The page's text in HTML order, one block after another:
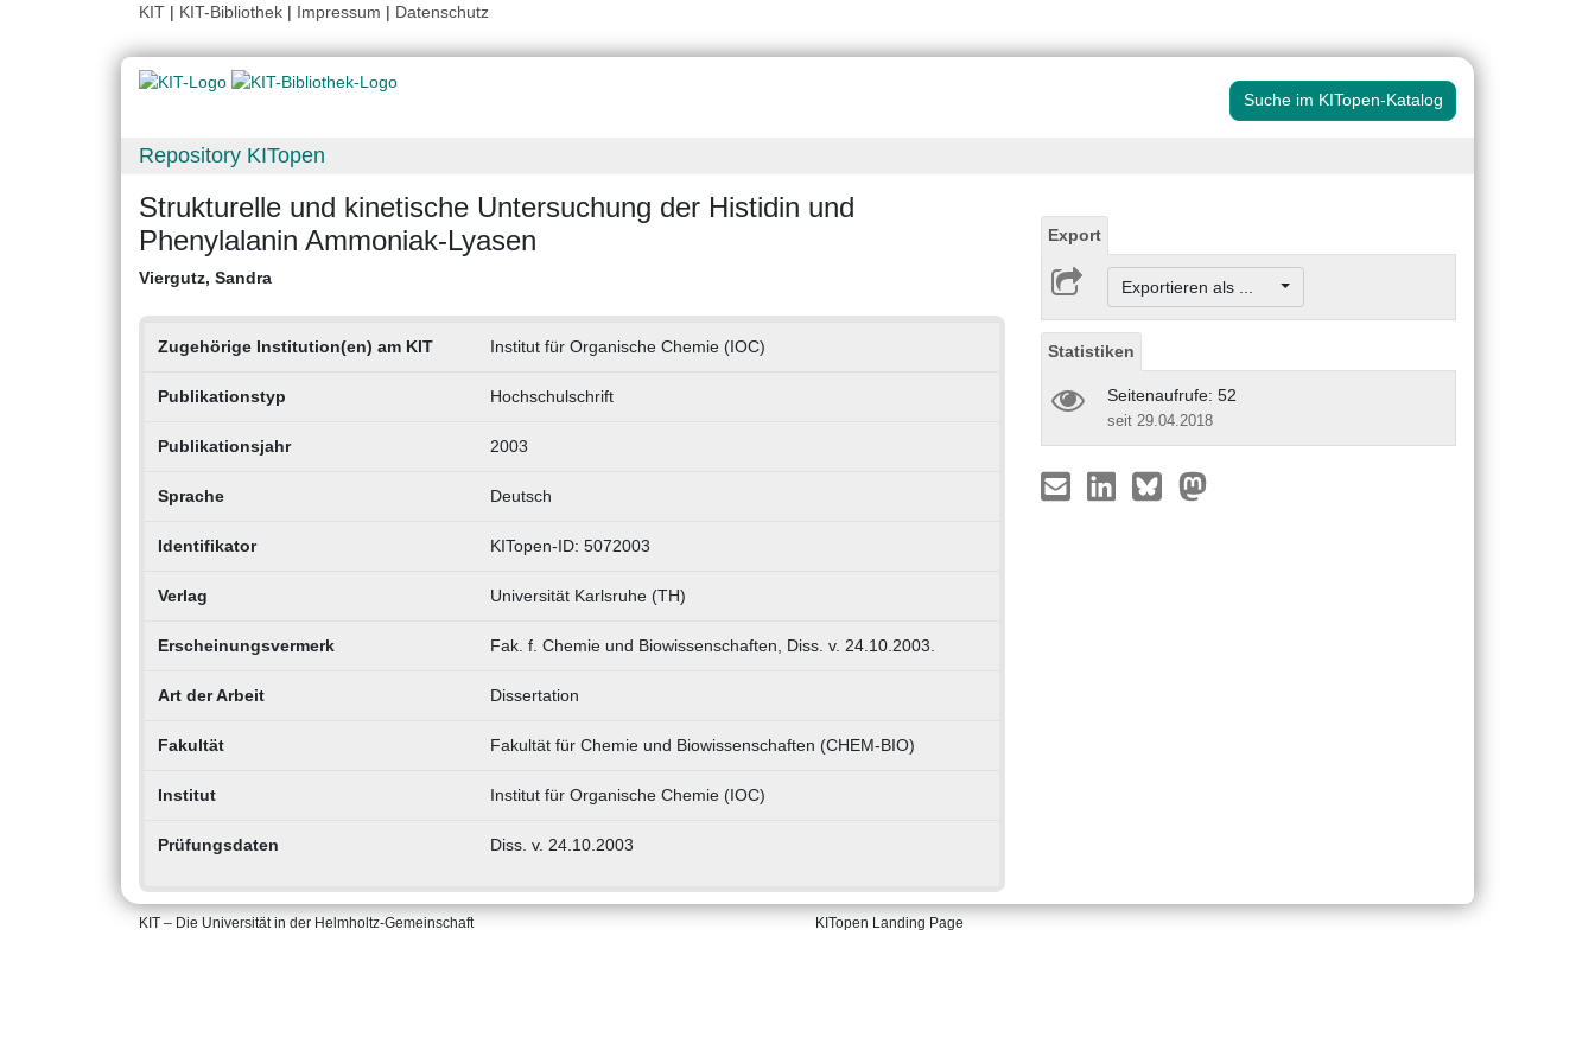
KIT | KIT-Bibliothek | Impressum | Datenschutz
Suche im KITopen-Katalog
Repository KITopen
Strukturelle und kinetische Untersuchung der Histidin und
Phenylalanin Ammoniak-Lyasen
Viergutz, Sandra
Zugehörige Institution(en) am KIT Institut für Organische Chemie (IOC)
Publikationstyp Hochschulschrift
Publikationsjahr 2003
Sprache Deutsch
Identifikator KITopen-ID: 5072003
Verlag Universität Karlsruhe (TH)
Erscheinungsvermerk Fak. f. Chemie und Biowissenschaften, Diss. v. 24.10.2003.
Art der Arbeit Dissertation
Fakultät Fakultät für Chemie und Biowissenschaften (CHEM-BIO)
Institut Institut für Organische Chemie (IOC)
Prüfungsdaten Diss. v. 24.10.2003
Export
Exportieren als ...
Statistiken
Seitenaufrufe: 52
seit 29.04.2018
KIT – Die Universität in der Helmholtz-Gemeinschaft KITopen Landing Page